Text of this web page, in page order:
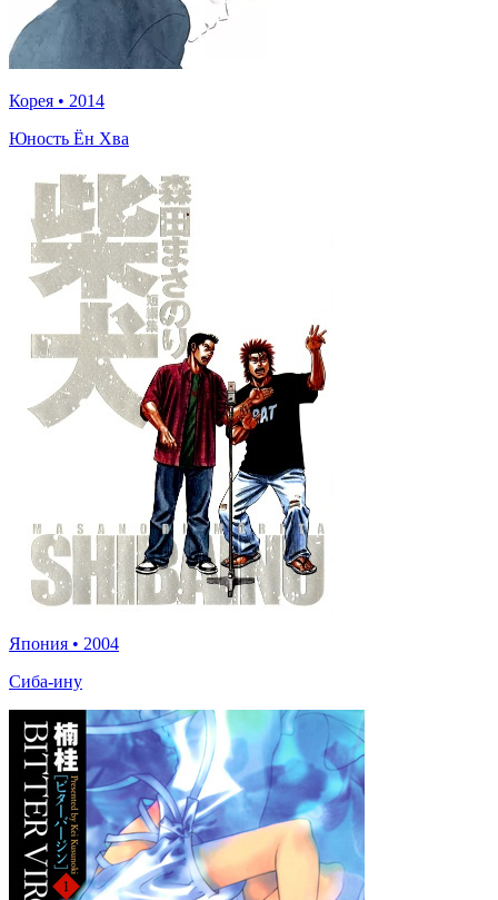
Корея • 2014
Юность Ён Хва
Япония • 2004
Сиба-ину